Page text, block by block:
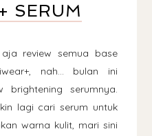
SERUM
review semua base
nah... bulan ini
brightening serumnya.
lagi cari serum untuk
warna kulit, mari sini